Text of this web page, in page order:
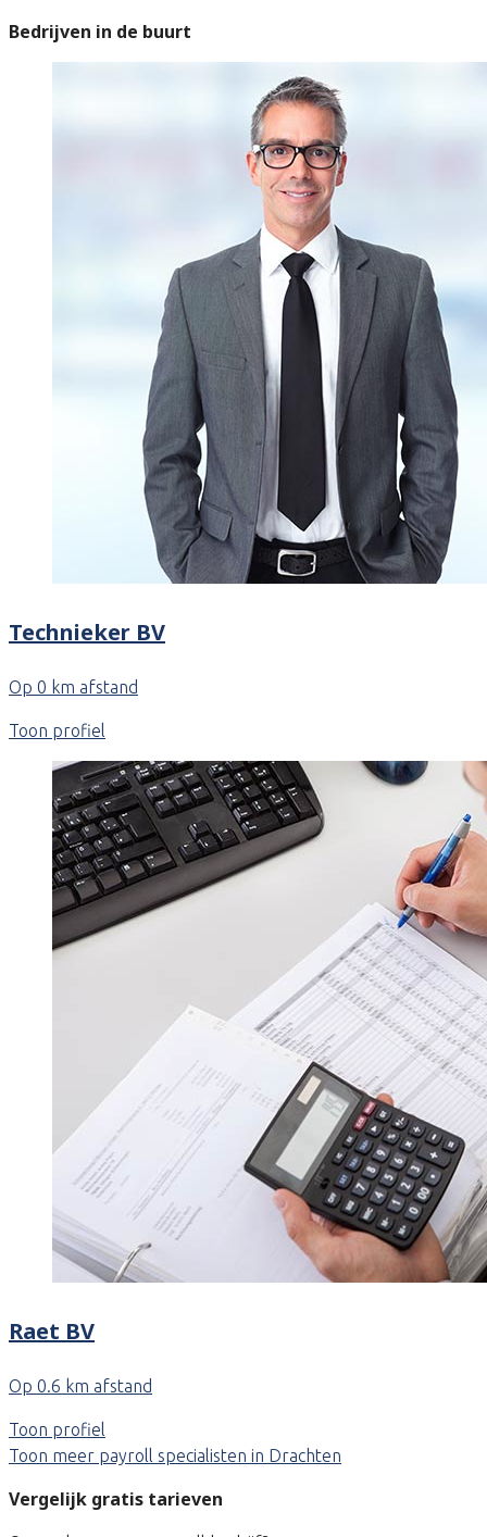
Bedrijven in de buurt
Technieker BV
Op 0 km afstand
Toon profiel
Raet BV
Op 0.6 km afstand
Toon profiel
Toon meer payroll specialisten in Drachten
Vergelijk gratis tarieven